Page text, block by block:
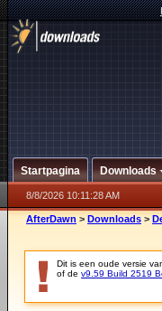
Startpagina Downloads
8/8/2026 10:11:28 AM
AfterDawn > Downloads >
Dit is een oude versie
of de v9.59 Build 2519